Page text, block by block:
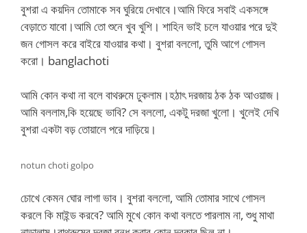
বুশরা এ কয়দিন তোমাকে সব ঘুরিয়ে দেখাবে।আমি ফিরে সবাই একসঙ্গে
বেড়াতে যাবো।আমি তো শুনে খুব খুশি। শাহিন ভাই চলে যাওয়ার পরে দুই
জন গোসল করে বাইরে যাওয়ার কথা। বুশরা বললো, তুমি আগে গোসল
করো। banglachoti
আমি কোন কথা না বলে বাথরুমে ঢুকলাম।হঠাৎ দরজায় ঠক ঠক আওয়াজ।
আমি বললাম,কি হয়েছে ভাবি? সে বললো, একটু দরজা খুলো। খুলেই দেখি
বুশরা একটা বড় তোয়ালে পরে দাড়িয়ে।
notun choti golpo
চোখে কেমন ঘোর লাগা ভাব। বুশরা বললো, আমি তোমার সাথে গোসল
করলে কি মাইন্ড করবে? আমি মুখে কোন কথা বলতে পারলাম না, শুধু মাথা